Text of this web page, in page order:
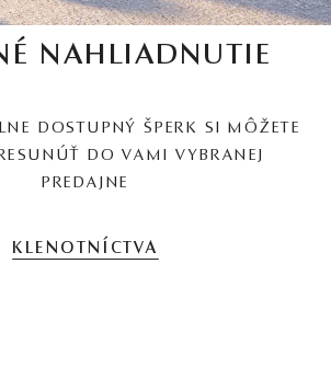
NAHLIADNUTIE
DOSTUPNÝ ŠPERK SI MÔŽETE
DO VAMI VYBRANEJ
PREDAJNE
KLENOTNÍCTVA